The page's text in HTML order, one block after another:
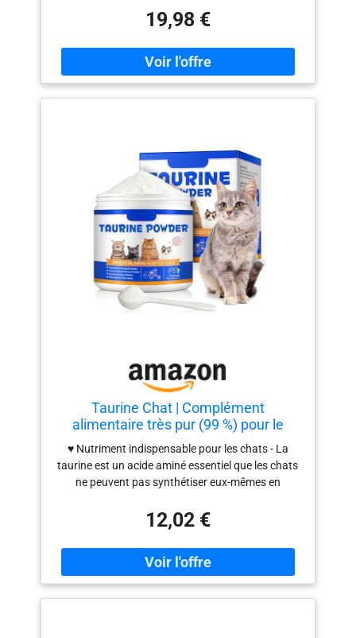
convient aux chats et chiens de tous âges (jeunes,
adultes, personnes âgées). ✔️ POUR LES CHATS :
la taurine joue un rôle central dans le maintien de
la rétine et de la fonction des organes chez les
chats. Il est donc conseillé de l'intégrer fermement
dans votre alimentation quotidienne. ✔️ Pour les
cardiaque normale et soutient ainsi le système
cardiovasculaire. ✔️ Égalité : un manque de
taurine peut entraîner une dégénérescence de la
rétine, la cécité, des problèmes cardiaques et de
reproduction, des troubles de la croissance et du
développement, ainsi que de la nervosité et de
l'irritabilité. ✔️ Fabrication allemande : tous les
produits Pets Protect sont développés par notre
équipe d'experts à base de matières premières de
qualité alimentaire. Ensuite, le complément
alimentaire pour chats et chiens est fabriqué en
19,98 €
Taurine Chat | Complément
alimentaire très pur (99 %) pour le
cœur et la vue | Poudre de taurine pour
chatons, chats adultes et chats
seniors – Idéal pour la nourriture
barbe, humide et sèche – Toutes
♥ Nutriment indispensable pour les chats - La
taurine est un acide aminé essentiel que les chats
ne peuvent pas synthétiser eux-mêmes en
l'alimentation quotidienne et couvre les besoins de
base pour les chats en bonne santé. Soutient le
cœur et la vue - La poudre de taurine pour chat
contribue au maintien de la fonction cardiaque
normale et d'une vision saine. Fournit une base
nutritive importante pour la vitalité de votre chat.
12,02 €